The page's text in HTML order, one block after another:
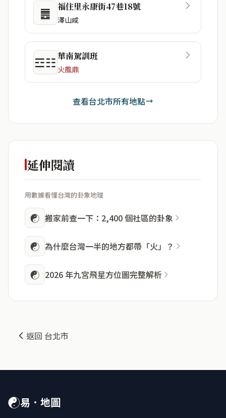
䷌ 福住里永康街47巷18號
澤山咸
☲☷華南駕訓班
火風鼎
查看台北市所有地點
延伸閱讀
用數據看懂台灣的卦象地理
☯ 搬家前查一下：2,400 個社區的卦象
☯ 為什麼台灣一半的地方都帶「火」？
☯ 2026 年九宮飛星方位圖完整解析
返回 台北市
☯易．地圖